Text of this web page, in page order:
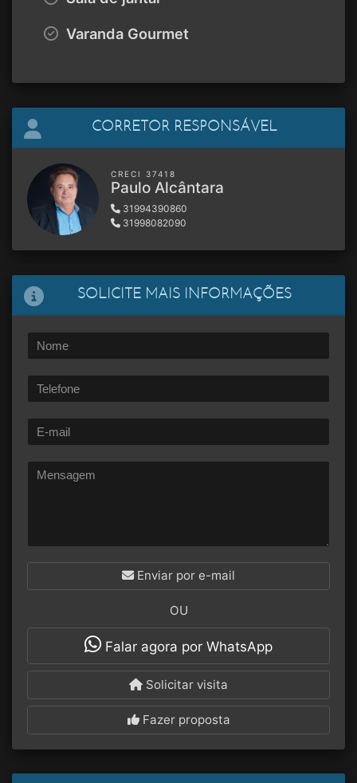
Varanda Gourmet
CORRETOR RESPONSÁVEL
CRECI 37418
Paulo Alcântara
31994390860
31998082090
SOLICITE MAIS INFORMAÇÕES
Enviar por e-mail
OU
Falar agora por WhatsApp
Solicitar visita
Fazer proposta